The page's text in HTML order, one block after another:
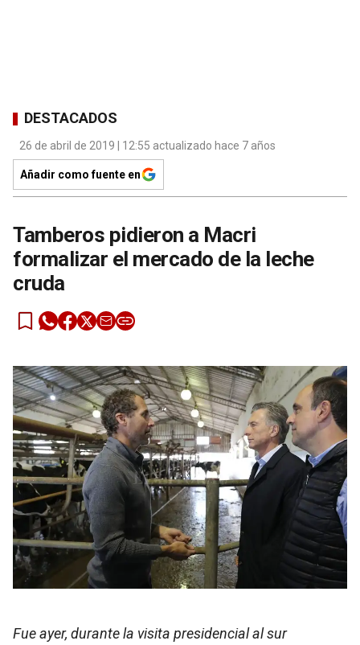
DESTACADOS
26 de abril de 2019 | 12:55 actualizado hace 7 años
Añadir como fuente en
Tamberos pidieron a Macri
formalizar el mercado de la leche
cruda
Fue ayer, durante la visita presidencial al sur